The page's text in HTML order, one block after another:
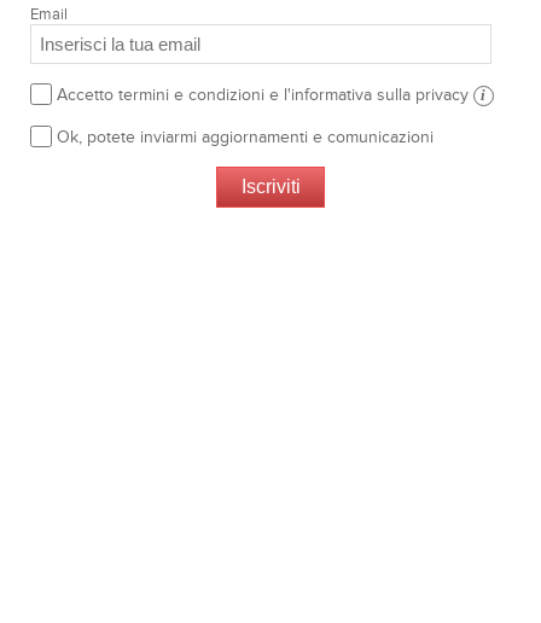
Email
Accetto termini e condizioni e l'informativa sulla privacy i
Ok, potete inviarmi aggiornamenti e comunicazioni